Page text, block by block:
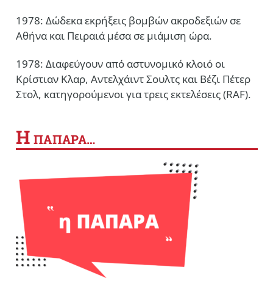
1978: Δώδεκα εκρήξεις βομβών ακροδεξιών σε
Αθήνα και Πειραιά μέσα σε μιάμιση ώρα.
1978: Διαφεύγουν από αστυνομικό κλοιό οι
Κρίστιαν Κλαρ, Αντελχάιντ Σουλτς και Βέζι Πέτερ
Στολ, κατηγορούμενοι για τρεις εκτελέσεις (RAF).
Η ΠΑΠΑΡΑ…